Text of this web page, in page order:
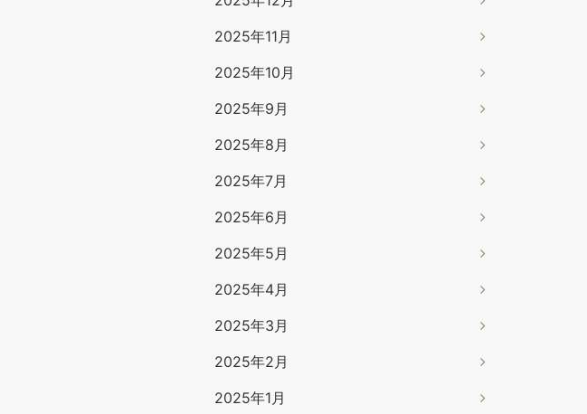
2025年11月
2025年10月
2025年9月
2025年8月
2025年7月
2025年6月
2025年5月
2025年4月
2025年3月
2025年2月
2025年1月